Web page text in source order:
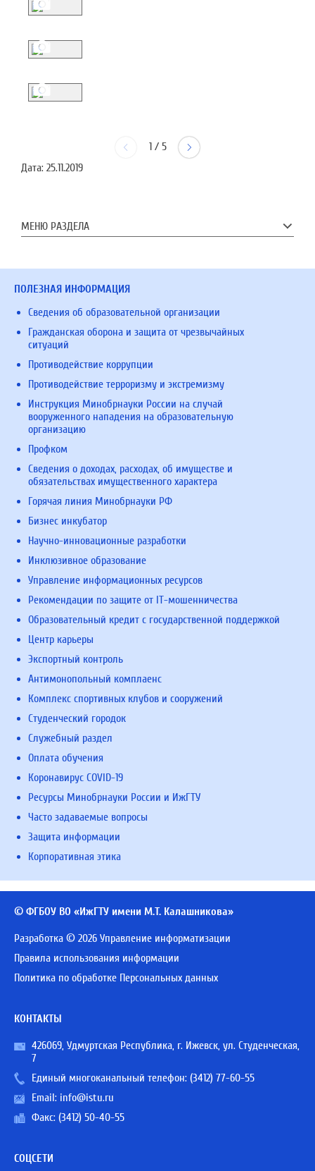
1/ 5
Дата: 25.11.2019
МЕНЮ РАЗДЕЛА
ПОЛЕЗНАЯ ИНФОРМАЦИЯ
Сведения об образовательной организации
Гражданская оборона и защита от чрезвычайных
ситуаций
Противодействие коррупции
Противодействие терроризму и экстремизму
Инструкция Минобрнауки России на случай
вооруженного нападения на образовательную
организацию
Профком
Сведения о доходах, расходах, об имуществе и
обязательствах имущественного характера
Горячая линия Минобрнауки РФ
Бизнес инкубатор
Научно-инновационные разработки
Инклюзивное образование
Управление информационных ресурсов
Рекомендации по защите от IT-мошенничества
Образовательный кредит с государственной поддержкой
Центр карьеры
Экспортный контроль
Антимонопольный комплаенс
Комплекс спортивных клубов и сооружений
Студенческий городок
Служебный раздел
Оплата обучения
Коронавирус COVID-19
Ресурсы Минобрнауки России и ИжГТУ
Часто задаваемые вопросы
Защита информации
Корпоративная этика
© ФГБОУ ВО «ИжГТУ имени М.Т. Калашникова»
Разработка © 2026 Управление информатизации
Правила использования информации
Политика по обработке Персональных данных
КОНТАКТЫ
426069, Удмуртская Республика, г. Ижевск, ул. Студенческая,
7
Единый многоканальный телефон: (3412) 77-60-55
Email: info@istu.ru
Факс: (3412) 50-40-55
СОЦСЕТИ